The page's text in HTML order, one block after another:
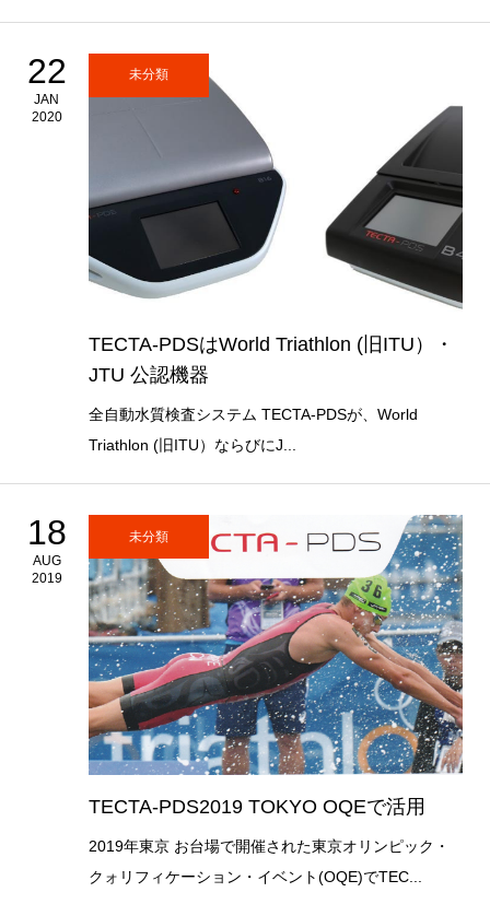
22
JAN
2020
未分類
TECTA-PDSはWorld Triathlon (旧ITU）・
JTU 公認機器
全自動水質検査システム TECTA-PDSが、World
Triathlon (旧ITU）ならびにJ...
18
AUG
2019
未分類
TECTA-PDS2019 TOKYO OQEで活用
2019年東京 お台場で開催された東京オリンピック・
クォリフィケーション・イベント(OQE)でTEC...